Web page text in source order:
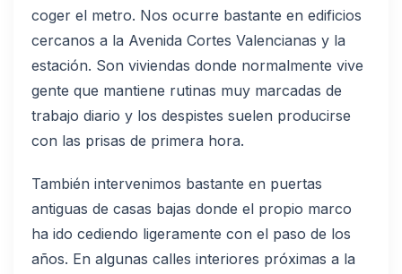
coger el metro. Nos ocurre bastante en edificios
cercanos a la Avenida Cortes Valencianas y la
estación. Son viviendas donde normalmente vive
gente que mantiene rutinas muy marcadas de
trabajo diario y los despistes suelen producirse
con las prisas de primera hora.
También intervenimos bastante en puertas
antiguas de casas bajas donde el propio marco
ha ido cediendo ligeramente con el paso de los
años. En algunas calles interiores próximas a la